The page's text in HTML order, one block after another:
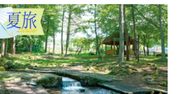
温泉・スパ その他施設 ごはん